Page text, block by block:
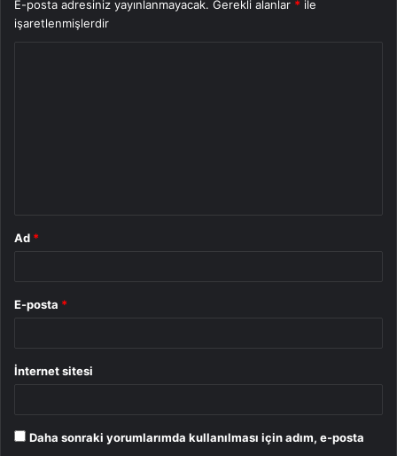
E-posta adresiniz yayınlanmayacak. Gerekli alanlar * ile
işaretlenmişlerdir
Ad *
E-posta *
İnternet sitesi
Daha sonraki yorumlarımda kullanılması için adım, e-posta